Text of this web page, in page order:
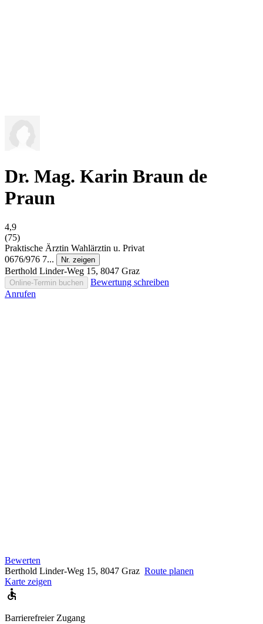
Dr. Mag. Karin Braun de
Praun
4,9
(75)
Praktische Ärztin Wahlärztin u. Privat
0676/976 7...
Nr. zeigen
Berthold Linder-Weg 15, 8047 Graz
Online-Termin buchen
Bewertung schreiben
Anrufen
Bewerten
Berthold Linder-Weg 15, 8047 Graz Route planen
Karte zeigen
Barrierefreier Zugang